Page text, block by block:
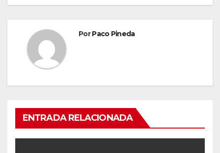
PorPaco Pineda
ENTRADA RELACIONADA